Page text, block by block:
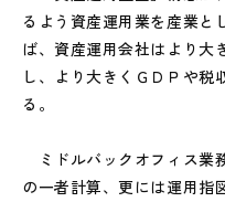
るよう資産運用業を産業と
ば、資産運用会社はより大
し、より大きくＧＤＰや税
る。
ミドルバックオフィス業
の一者計算、更には運用指